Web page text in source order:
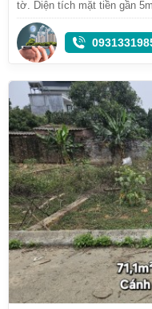
tờ. Diện tích mặt tiền gần